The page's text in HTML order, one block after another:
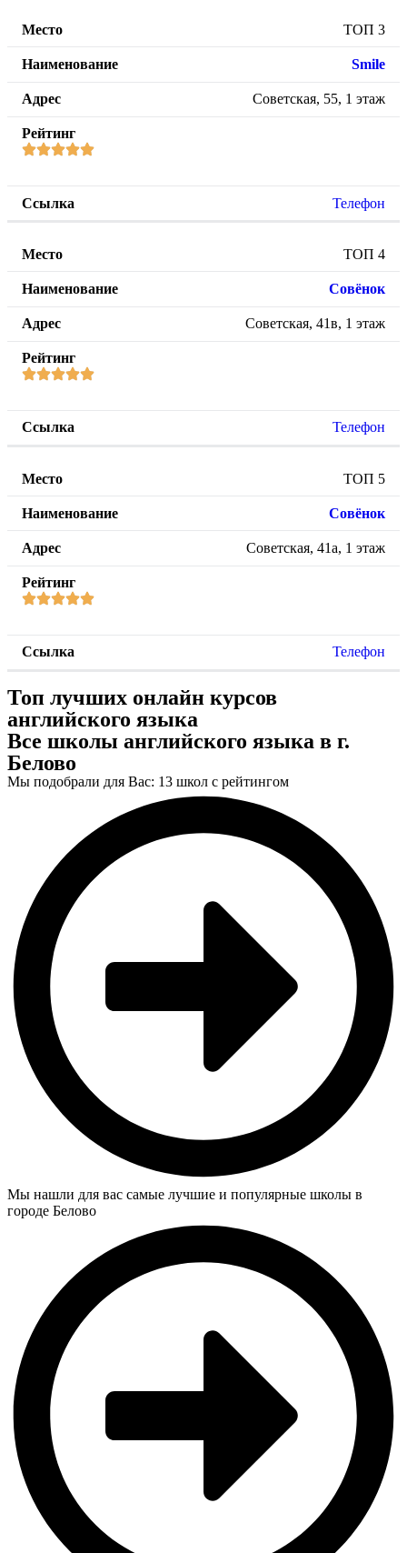
ТОП 3
Smile
Советская, 55, 1 этаж
Телефон
ТОП 4
Совёнок
Советская, 41в, 1 этаж
Телефон
ТОП 5
Совёнок
Советская, 41а, 1 этаж
Телефон
Топ лучших онлайн курсов
английского языка
Все школы английского языка в г.
Белово
Мы подобрали для Вас: 13 школ с рейтингом
Мы нашли для вас самые лучшие и популярные школы в
городе Белово